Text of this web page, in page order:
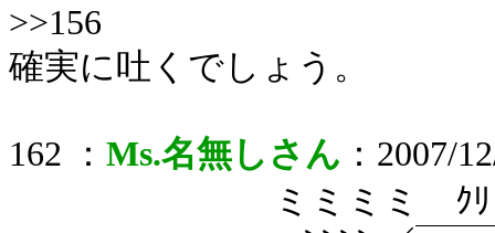
>>156
確実に吐くでしょう。
162 ： Ms.名無しさん ：2007/
ミミミミ ｸﾘﾄ